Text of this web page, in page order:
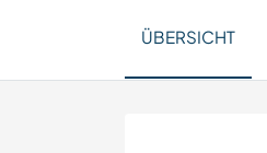
ÜBERSICHT